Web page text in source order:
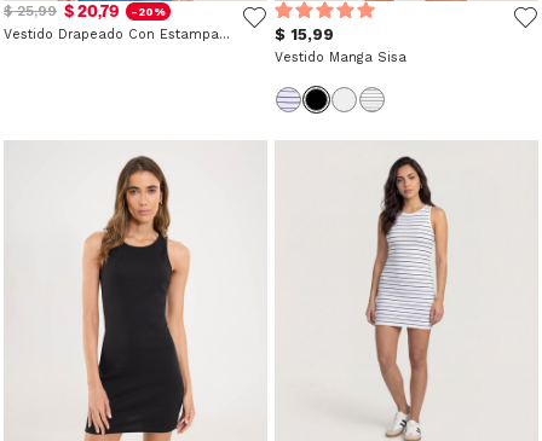
$ 25,99 $ 20,79 -20%
Vestido Drapeado Con Estampado Abstracto $ 15,99
Vestido Manga Sisa